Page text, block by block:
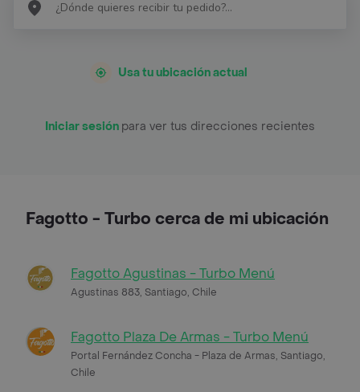
Usa tu ubicación actual
Iniciar sesión para ver tus direcciones recientes
Fagotto - Turbo cerca de mi ubicación
Fagotto Agustinas - Turbo Menú
Agustinas 883, Santiago, Chile
Fagotto Plaza De Armas - Turbo Menú
Portal Fernández Concha - Plaza de Armas, Santiago,
Chile